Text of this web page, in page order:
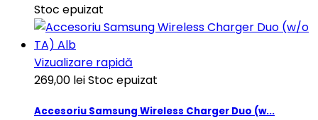
Stoc epuizat
Vizualizare rapidă
269,00 leiStoc epuizat
Accesoriu Samsung Wireless Charger Duo (w...